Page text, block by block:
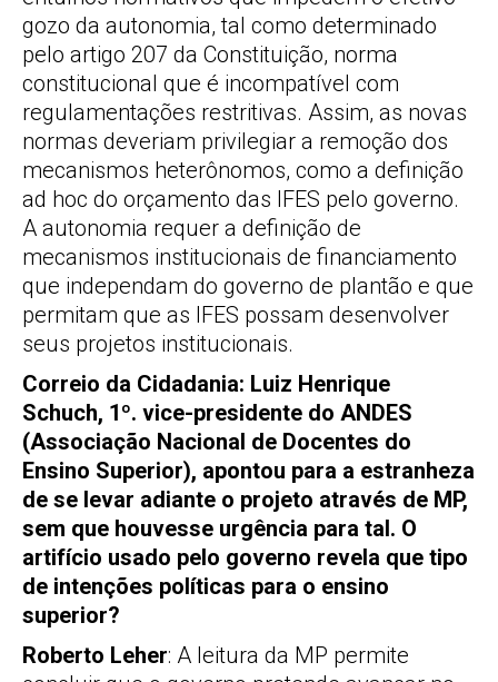
gozo da autonomia, tal como determinado
pelo artigo 207 da Constituição, norma
constitucional que é incompatível com
regulamentações restritivas. Assim, as novas
normas deveriam privilegiar a remoção dos
mecanismos heterônomos, como a definição
ad hoc do orçamento das IFES pelo governo.
A autonomia requer a definição de
mecanismos institucionais de financiamento
que independam do governo de plantão e que
permitam que as IFES possam desenvolver
seus projetos institucionais.
Correio da Cidadania: Luiz Henrique
Schuch, 1º. vice-presidente do ANDES
(Associação Nacional de Docentes do
Ensino Superior), apontou para a estranheza
de se levar adiante o projeto através de MP,
sem que houvesse urgência para tal. O
artifício usado pelo governo revela que tipo
de intenções políticas para o ensino
superior?
Roberto Leher: A leitura da MP permite